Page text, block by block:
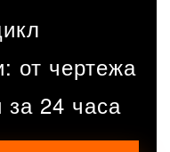
от чертежа
за 24 часа